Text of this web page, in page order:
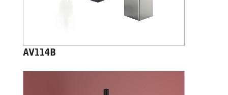
AV114B